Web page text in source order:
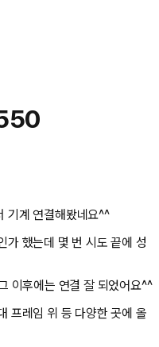
기계 연결해봤네요^^
가 했는데 몇 번 시도 끝에 성
이후에는 연결 잘 되었어요^^
프레임 위 등 다양한 곳에 올